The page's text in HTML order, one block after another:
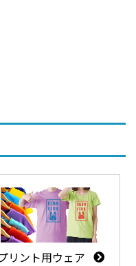
リント用ウェア